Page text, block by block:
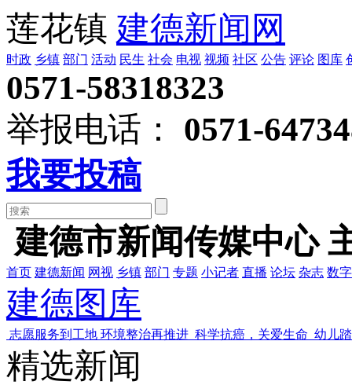
莲花镇 建德新闻网
时政 乡镇 部门 活动 民生 社会 电视 视频 社区 公告 评论 图库
0571-58318323
举报电话：
0571-
我要投稿
建德市新闻传媒中心
首页 建德新闻 网视 乡镇 部门 专题 小记者 直播 论坛 杂志 数
建德图库
志愿服务到工地 环境整治再推进 科学抗癌，关爱生命 幼儿
精选新闻